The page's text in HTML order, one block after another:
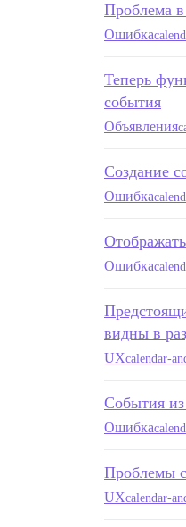
Проблема
Ошибка
Теперь
события
Объявления
Создание
Ошибка
Ошибка
видны в
UXcalendar-
События
Ошибка
Проблемы
UXcalendar-